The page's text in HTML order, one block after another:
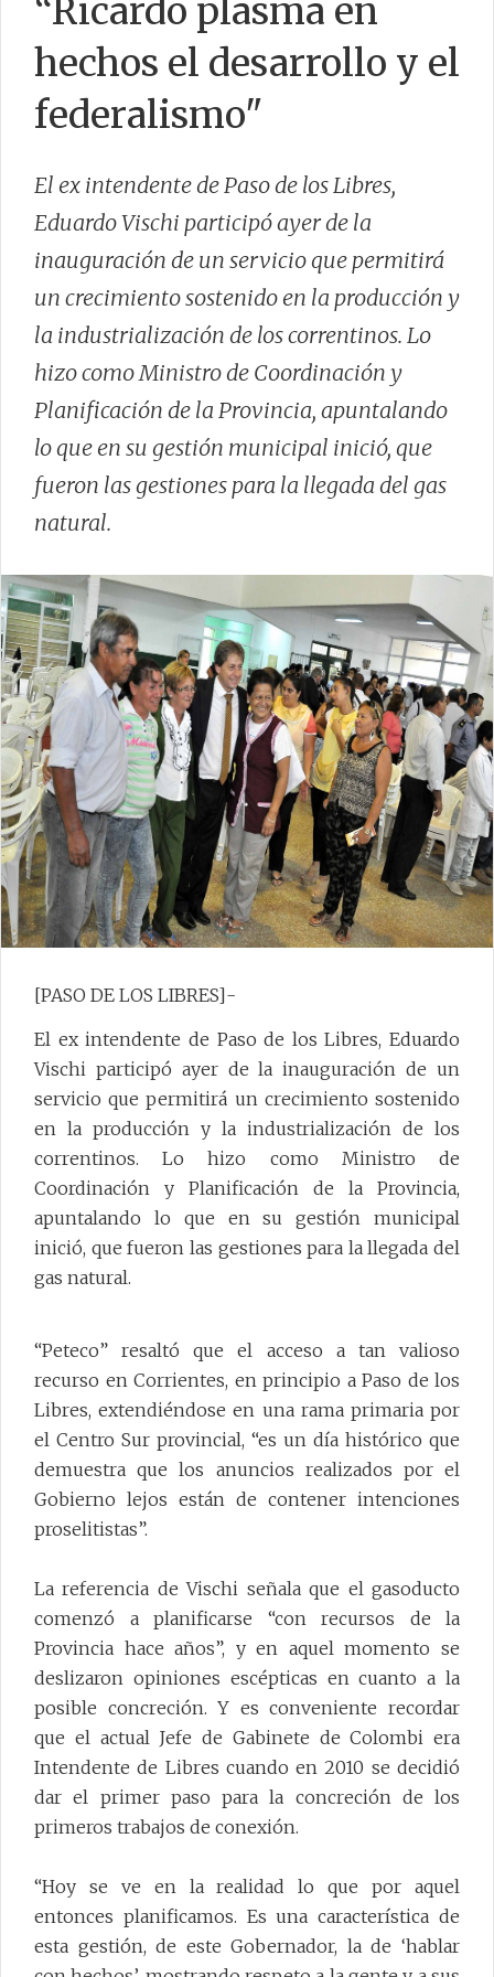
CONTACTO
“Ricardo plasma en
hechos el desarrollo y el
federalismo"
El ex intendente de Paso de los Libres,
Eduardo Vischi participó ayer de la
inauguración de un servicio que permitirá
un crecimiento sostenido en la producción y
la industrialización de los correntinos. Lo
hizo como Ministro de Coordinación y
Planificación de la Provincia, apuntalando
lo que en su gestión municipal inició, que
fueron las gestiones para la llegada del gas
natural.
[PASO DE LOS LIBRES]-
El ex intendente de Paso de los Libres, Eduardo
Vischi participó ayer de la inauguración de un
servicio que permitirá un crecimiento sostenido
en la producción y la industrialización de los
correntinos. Lo hizo como Ministro de
Coordinación y Planificación de la Provincia,
apuntalando lo que en su gestión municipal
inició, que fueron las gestiones para la llegada del
gas natural.
“Peteco” resaltó que el acceso a tan valioso
recurso en Corrientes, en principio a Paso de los
Libres, extendiéndose en una rama primaria por
el Centro Sur provincial, “es un día histórico que
demuestra que los anuncios realizados por el
Gobierno lejos están de contener intenciones
proselitistas”.
La referencia de Vischi señala que el gasoducto
comenzó a planificarse “con recursos de la
Provincia hace años”, y en aquel momento se
deslizaron opiniones escépticas en cuanto a la
posible concreción. Y es conveniente recordar
que el actual Jefe de Gabinete de Colombi era
Intendente de Libres cuando en 2010 se decidió
dar el primer paso para la concreción de los
primeros trabajos de conexión.
“Hoy se ve en la realidad lo que por aquel
entonces planificamos. Es una característica de
esta gestión, de este Gobernador, la de ‘hablar